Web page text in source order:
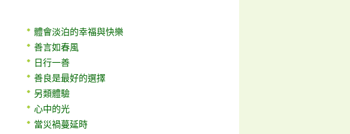
體會淡泊的幸福與快樂
善言如春風
日行一善
善良是最好的選擇
另類體驗
心中的光
當災禍蔓延時